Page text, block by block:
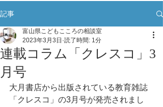
記事
連載コラム「クレスコ」3
月号
富山県こどもこころの相談室
2023年3月3日 読了時間: 1分
大月書店から出版されている教育雑誌
「クレスコ」の3月号が発売されまし